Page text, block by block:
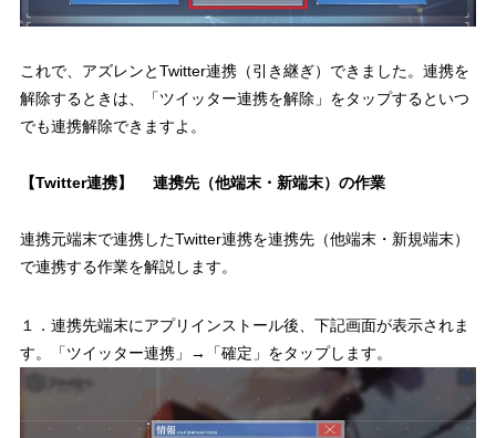
これで、アズレンとTwitter連携（引き継ぎ）できました。連携を
解除するときは、「ツイッター連携を解除」をタップするといつ
でも連携解除できますよ。
【Twitter連携】 連携先（他端末・新端末）の作業
連携元端末で連携したTwitter連携を連携先（他端末・新規端末）
で連携する作業を解説します。
１．連携先端末にアプリインストール後、下記画面が表示されま
す。「ツイッター連携」→「確定」をタップします。